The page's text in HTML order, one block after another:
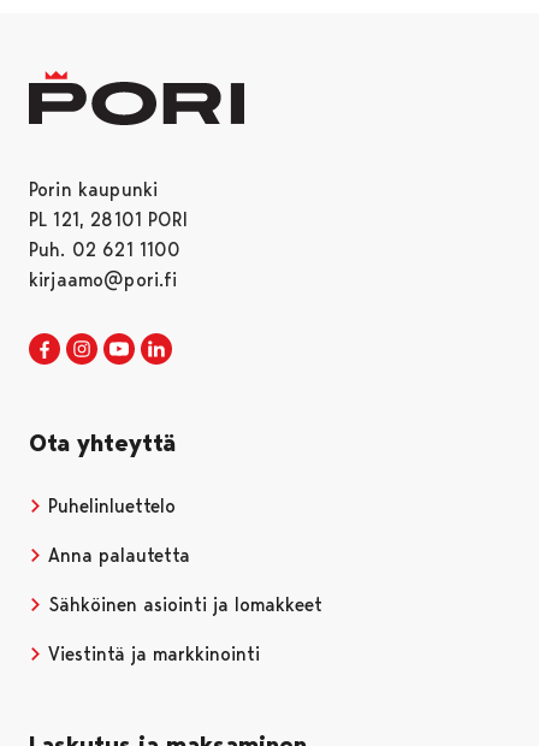
Porin kaupunki
PL 121, 28101 PORI
Puh. 02 621 1100
kirjaamo@pori.fi
Porin kaupunki Facebookissa
Avautuu uudessa välilehdessä
Porin kaupunki Instagramissa
Avautuu uudessa välilehdessä
Porin kaupunki Youtubessa
Avautuu uudessa välilehdessä
Ota yhteyttä
Puhelinluettelo
Anna palautetta
Sähköinen asiointi ja lomakkeet
Viestintä ja markkinointi